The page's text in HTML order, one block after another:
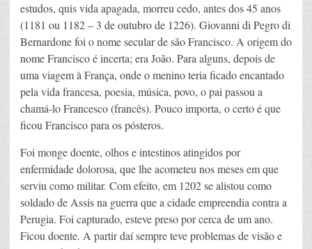
estudos, quis vida apagada, morreu cedo, antes dos 45 anos
(1181 ou 1182 – 3 de outubro de 1226). Giovanni di Pegro di
Bernardone foi o nome secular de são Francisco. A origem do
nome Francisco é incerta; era João. Para alguns, depois de
uma viagem à França, onde o menino teria ficado encantado
pela vida francesa, poesia, música, povo, o pai passou a
chamá-lo Francesco (francês). Pouco importa, o certo é que
ficou Francisco para os pósteros.
Foi monge doente, olhos e intestinos atingidos por
enfermidade dolorosa, que lhe acometeu nos meses em que
serviu como militar. Com efeito, em 1202 se alistou como
soldado de Assis na guerra que a cidade empreendia contra a
Perugia. Foi capturado, esteve preso por cerca de um ano.
Ficou doente. A partir daí sempre teve problemas de visão e